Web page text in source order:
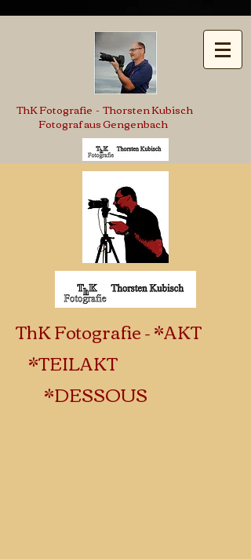
ThK Fotografie - Thorsten Kubisch
Fotograf aus Gengenbach
ThK Fotografie - *AKT
*TEILAKT
*DESSOUS